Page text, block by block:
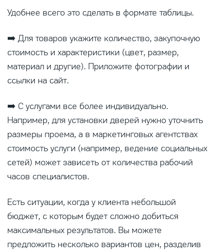
Удобнее всего это сделать в формате таблицы.
➡️ Для товаров укажите количество, закупочную
стоимость и характеристики (цвет, размер,
материал и другие). Приложите фотографии и
ссылки на сайт.
➡️ С услугами все более индивидуально.
Например, для установки дверей нужно уточнить
размеры проема, а в маркетинговых агентствах
стоимость услуги (например, ведение социальных
сетей) может зависеть от количества рабочий
часов специалистов.
Есть ситуации, когда у клиента небольшой
бюджет, с которым будет сложно добиться
максимальных результатов. Вы можете
предложить несколько вариантов цен, разделив